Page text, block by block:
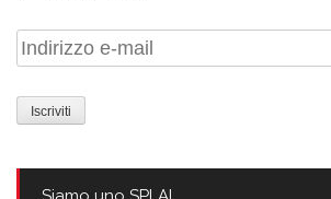
Indirizzo
e-
mail